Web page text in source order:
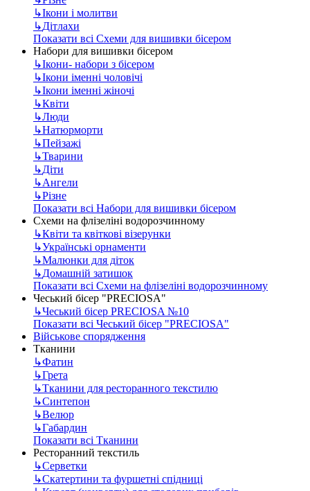
↳Ікони і молитви
↳Дітлахи
Показати всі Схеми для вишивки бісером
Набори для вишивки бісером
↳Ікони- набори з бісером
↳Ікони іменні чоловічі
↳Ікони іменні жіночі
↳Квіти
↳Люди
↳Натюрморти
↳Пейзажі
↳Тварини
↳Діти
↳Ангели
↳Різне
Показати всі Набори для вишивки бісером
Схеми на флізеліні водорозчинному
↳Квіти та квіткові візерунки
↳Українські орнаменти
↳Малюнки для діток
↳Домашній затишок
Показати всі Схеми на флізеліні водорозчинному
Чеський бісер "PRECIOSA"
↳Чеський бісер PRECIOSA №10
Показати всі Чеський бісер "PRECIOSA"
Військове спорядження
Тканини
↳Фатин
↳Грета
↳Тканини для ресторанного текстилю
↳Синтепон
↳Велюр
↳Габардин
Показати всі Тканини
Ресторанний текстиль
↳Серветки
↳Скатертини та фуршетні спідниці